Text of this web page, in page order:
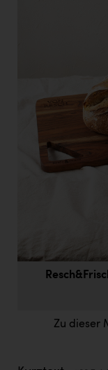
Fristads Austria
HIG Infomotion
IFE Austria GmbH
Zu dieser